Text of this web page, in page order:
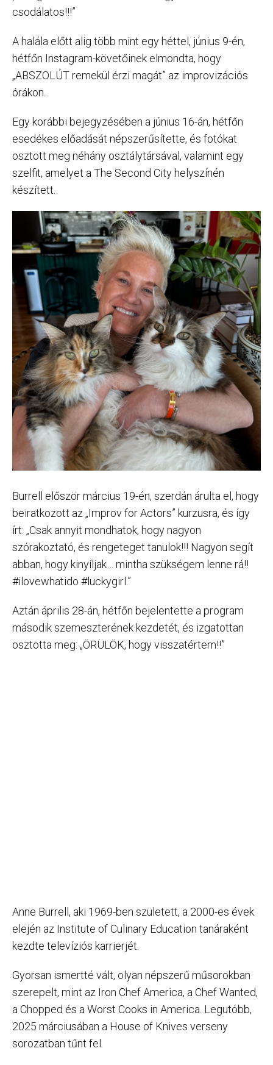
csodálatos!!!”
A halála előtt alig több mint egy héttel, június 9-én,
hétfőn Instagram-követőinek elmondta, hogy
„ABSZOLÚT remekül érzi magát” az improvizációs
órákon.
Egy korábbi bejegyzésében a június 16-án, hétfőn
esedékes előadását népszerűsítette, és fotókat
osztott meg néhány osztálytársával, valamint egy
szelfit, amelyet a The Second City helyszínén
készített.
Burrell először március 19-én, szerdán árulta el, hogy
beiratkozott az „Improv for Actors” kurzusra, és így
írt: „Csak annyit mondhatok, hogy nagyon
szórakoztató, és rengeteget tanulok!!! Nagyon segít
abban, hogy kinyíljak… mintha szükségem lenne rá!!
#ilovewhatido #luckygirl.”
Aztán április 28-án, hétfőn bejelentette a program
második szemeszterének kezdetét, és izgatottan
osztotta meg: „ÖRÜLÖK, hogy visszatértem!!”
Anne Burrell, aki 1969-ben született, a 2000-es évek
elején az Institute of Culinary Education tanáraként
kezdte televíziós karrierjét.
Gyorsan ismertté vált, olyan népszerű műsorokban
szerepelt, mint az Iron Chef America, a Chef Wanted,
a Chopped és a Worst Cooks in America. Legutóbb,
2025 márciusában a House of Knives verseny
sorozatban tűnt fel.